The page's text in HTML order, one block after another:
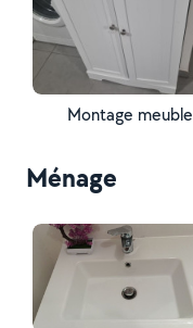
Montage meuble
Ménage